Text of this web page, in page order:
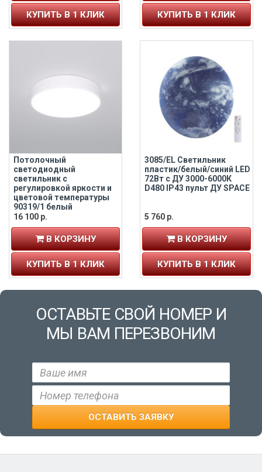
КУПИТЬ В 1 КЛИК КУПИТЬ В 1 КЛИК
Потолочный
светодиодный
светильник с
регулировкой яркости и
цветовой температуры
90319/1 белый
16 100 р.
В КОРЗИНУ
КУПИТЬ В 1 КЛИК
3085/EL Светильник
пластик/белый/синий LED
72Вт с ДУ 3000-6000К
D480 IP43 пульт ДУ SPACE
5 760 р.
В КОРЗИНУ
КУПИТЬ В 1 КЛИК
ОСТАВЬТЕ СВОЙ НОМЕР И
МЫ ВАМ ПЕРЕЗВОНИМ